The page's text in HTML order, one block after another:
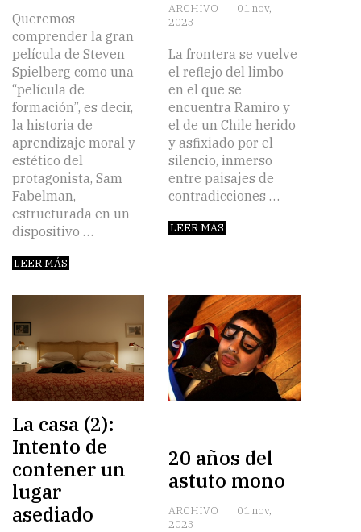
Queremos
comprender la gran
película de Steven
Spielberg como una
“película de
formación”, es decir,
la historia de
aprendizaje moral y
estético del
protagonista, Sam
Fabelman,
estructurada en un
dispositivo …
LEER MÁS
ARCHIVO
01 nov,
2023
La frontera se vuelve
el reflejo del limbo
en el que se
encuentra Ramiro y
el de un Chile herido
y asfixiado por el
silencio, inmerso
entre paisajes de
contradicciones …
LEER MÁS
La casa (2):
Intento de
contener un
lugar
asediado
20 años del
astuto mono
ARCHIVO
01 nov,
2023